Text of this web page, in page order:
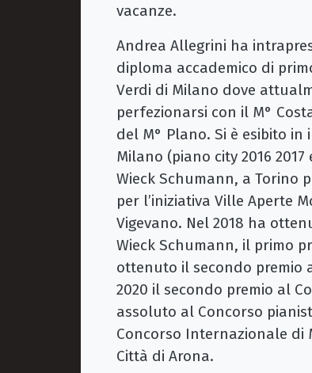
vacanze.
Andrea Allegrini ha
diploma accademico di
Verdi di Milano dove
perfezionarsi con il M°
del M° Plano. Si è esibito
Milano (piano city 2016 2017
Wieck Schumann, a Torino
per l’iniziativa Ville Aperte
Vigevano. Nel 2018 ha
Wieck Schumann, il primo
ottenuto il secondo premio
2020 il secondo premio al
assoluto al Concorso
Concorso Internazionale di
Città di Arona.